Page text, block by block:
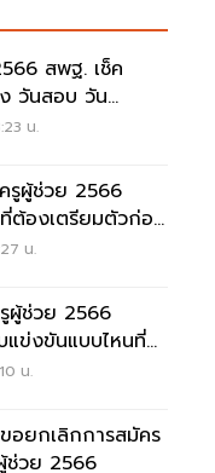
สพฐ. เช็ค
วันสอบ วัน
น.
รูผู้ช่วย 2566
ต้องเตรียมตัวก่อน
น.
ผู้ช่วย 2566
ข่งขันแบบไหนที่มี
น.
อยกเลิกการสมัคร
ช่วย 2566